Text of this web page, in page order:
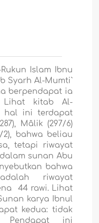
Rukun Islam Ibnu
Syarh Al-Mumti`
berpendapat ia
kitab Al-
hal ini terdapat
Mâlik (297/6)
2), bahwa beliau
tetapi riwayat
sunan Abu
bahwa
riwayat
44 rawi. Lihat
karya Ibnul
kedua: tidak
Pendapat ini